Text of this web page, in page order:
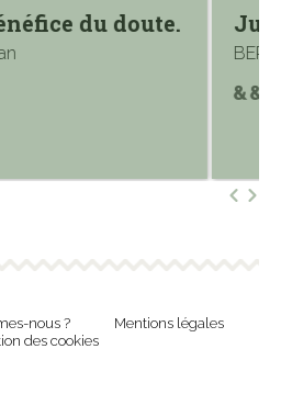
du doute.
nous ?
Mentions légales
des cookies